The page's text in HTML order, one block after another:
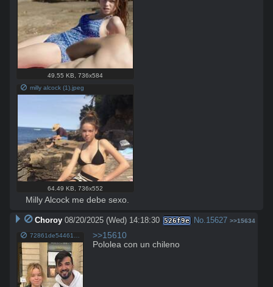
49.55 KB ,736x584
milly alcock (1).jpeg
64.49 KB,736x552
Milly Alcock me debe sexo.
Choroy 08/20/2025 (Wed) 14:18:30 526f9e No. 15627 >>15634
>>15610
Pololea con un chileno